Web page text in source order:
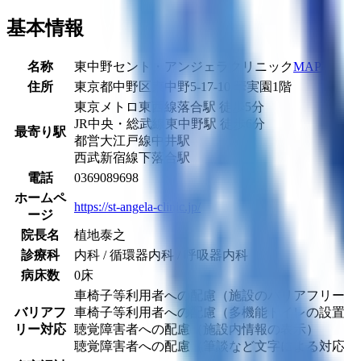
基本情報
名称 東中野セント・アンジェラクリニックMAP
住所
東京都中野区東中野5-17-10 華実園1階
最寄り駅
東京メトロ東西線落合駅 徒歩 5分
JR中央・総武線
東中野駅 徒歩
分
都営大江戸線中井駅
西武新宿線下落合駅
電話
0369089698
ホームペ
ージ
https://st-angela-clinic.jp/
院長名
植地泰之
診療科
内科 / 循環器内科 / 呼吸器内科
病床数
0床
バリアフ
リー対応
車椅子等利用者への配慮（施設のバリアフリー
車椅子等利用者への配慮（多機能トイレの設置
聴覚障害者への配慮（施設内情報の表示）
聴覚障害者への配慮（筆談など文字による対応